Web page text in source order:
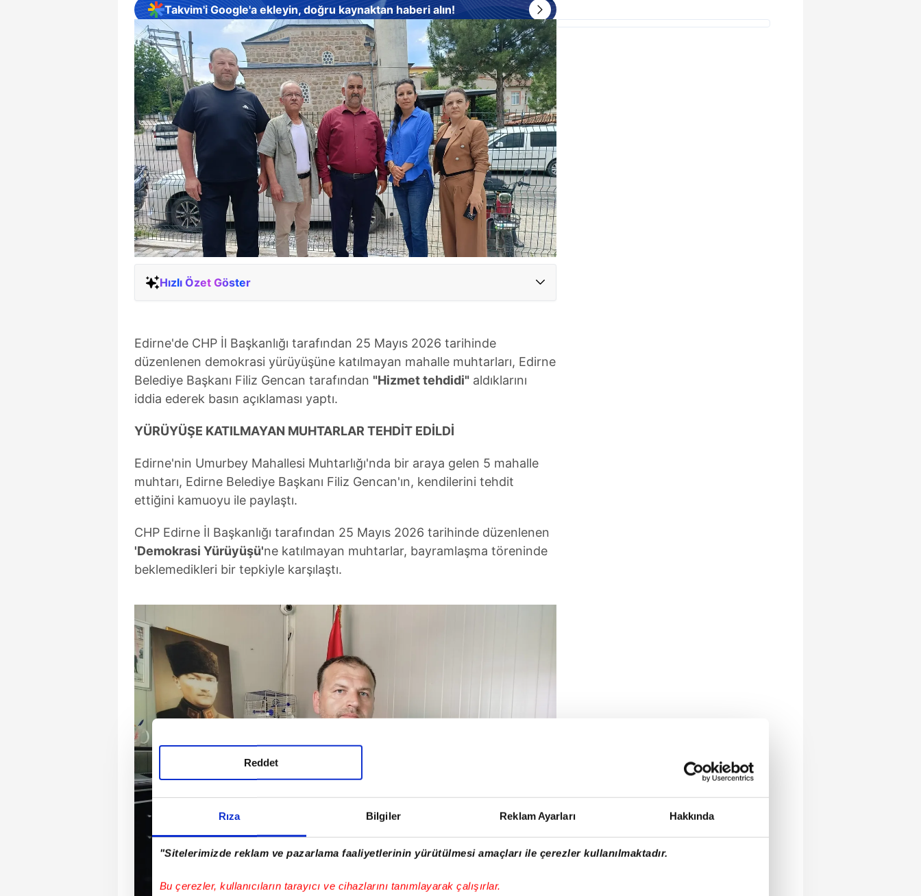
Rıza Bilgiler Reklam Ayarları Hakkında
"Sitelerimizde reklam ve pazarlama faaliyetlerinin yürütülmesi amaçları ile çerezler kullanılmaktadır.
Bu çerezler, kullanıcıların tarayıcı ve cihazlarını tanımlayarak çalışırlar.
Reddet
Takvim'i Google'a ekleyin, doğru kaynaktan haberi alın!
Hızlı Özet Göster
Edirne'de CHP İl Başkanlığı tarafından 25 Mayıs 2026 tarihinde
düzenlenen demokrasi yürüyüşüne katılmayan mahalle muhtarları, Edirne
Belediye Başkanı Filiz Gencan tarafından "Hizmet tehdidi" aldıklarını
iddia ederek basın açıklaması yaptı.
YÜRÜYÜŞE KATILMAYAN MUHTARLAR TEHDİT EDİLDİ
Edirne'nin Umurbey Mahallesi Muhtarlığı'nda bir araya gelen 5 mahalle
muhtarı, Edirne Belediye Başkanı Filiz Gencan'ın, kendilerini tehdit
ettiğini kamuoyu ile paylaştı.
CHP Edirne İl Başkanlığı tarafından 25 Mayıs 2026 tarihinde düzenlenen
'Demokrasi Yürüyüşü'ne katılmayan muhtarlar, bayramlaşma töreninde
beklemedikleri bir tepkiyle karşılaştı.